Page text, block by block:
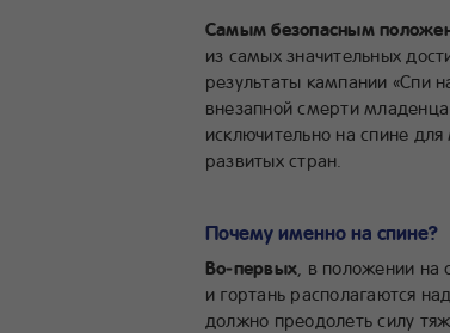
Самым безопасным
из самых значительных
результаты кампании «Спи
внезапной смерти
исключительно на спине
развитых стран.
Почему именно на спине?
Во‑первых, в положении на
и гортань располагаются
должно преодолеть силу